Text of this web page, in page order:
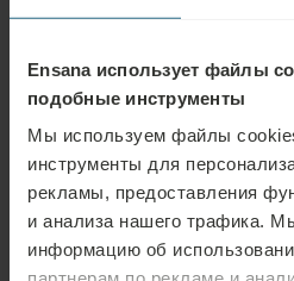
Ensana использует файлы
подобные инструменты
Мы используем файлы
инструменты для
рекламы, предоставления
и анализа нашего трафика.
информацию об